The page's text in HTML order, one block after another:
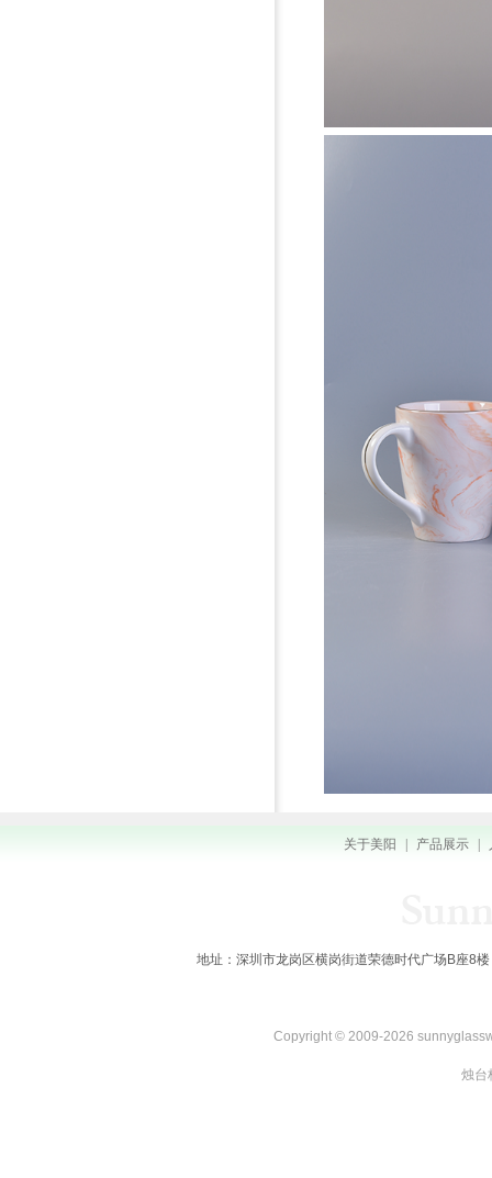
关于美阳 产品展示
地址：深圳市龙岗区横岗街道荣德时代广场B座8
Copyright © 2009-2026
烛台